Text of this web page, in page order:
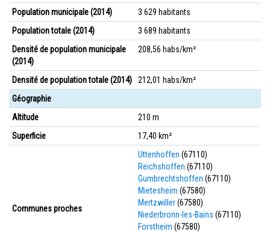
Population municipale (2014)
3 629 habitants
Population totale (2014)
3 689 habitants
Densité de population municipale
(2014)
208,56 habs/km²
Densité de population totale (2014)
212,01 habs/km²
Géographie
Altitude
210 m
Superficie
17,40 km²
Communes proches
Uttenhoffen (67110)
Reichshoffen (67110)
Gumbrechtshoffen (67110)
Mietesheim (67580)
Mertzwiller(67580)
Niederbronn-les-Bains (67110)
Forstheim (67580)